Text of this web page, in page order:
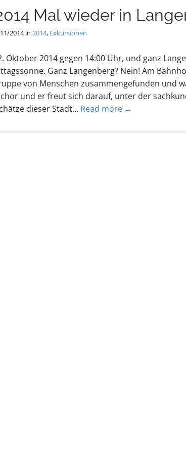
Mal wieder in
2014in 2014, Exkursionen
Oktober 2014 gegen 14:00 Uhr, und ganz
Ganz Langenberg? Nein! Am
von Menschen zusammengefunden und
und er freut sich darauf, unter der
dieser Stadt… Read more →